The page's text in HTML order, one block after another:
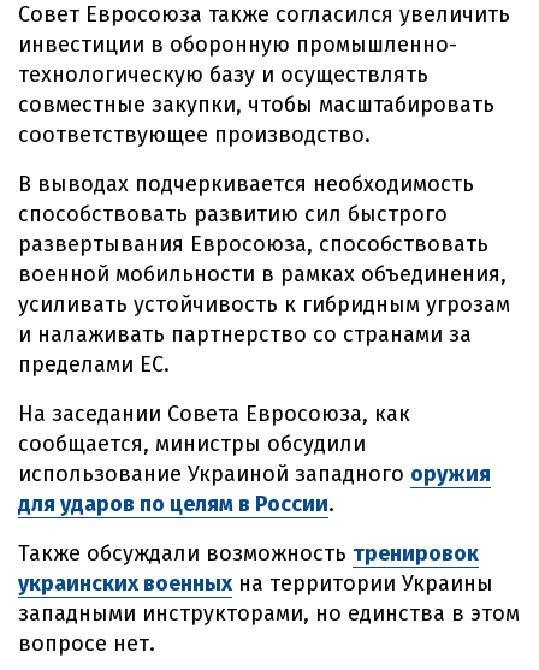
Совет Евросоюза также согласился увеличить
инвестиции в оборонную промышленно-
технологическую базу и осуществлять
совместные закупки, чтобы масштабировать
соответствующее производство.
В выводах подчеркивается необходимость
способствовать развитию сил быстрого
развертывания Евросоюза, способствовать
военной мобильности в рамках объединения,
усиливать устойчивость к гибридным угрозам
и налаживать партнерство со странами за
пределами ЕС.
На заседании Совета Евросоюза, как
сообщается, министры обсудили
использование Украиной западного оружия
для ударов по целям в России.
Также обсуждали возможность тренировок
украинских военныхна территории Украины
западными инструкторами, но единства в этом
вопросе нет.